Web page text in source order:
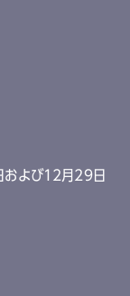
よび12月29日